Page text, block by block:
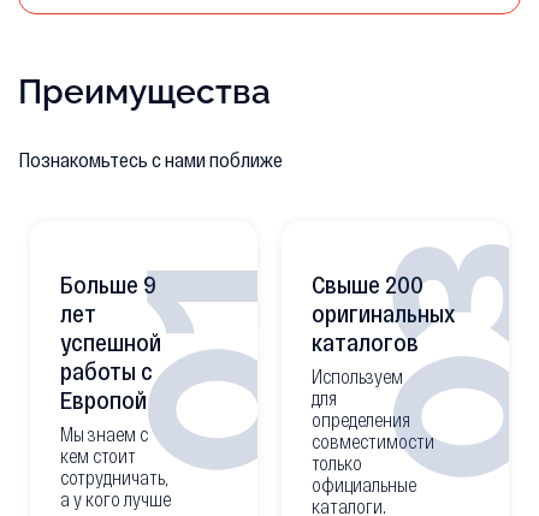
Преимущества
Познакомьтесь с нами поближе
01
Больше 9
лет
успешной
работы с
Европой
Мы знаем с
кем стоит
сотрудничать,
а у кого лучше
Свыше 200
оригинальных
каталогов
Используем
для
определения
совместимости
только
официальные
каталоги.